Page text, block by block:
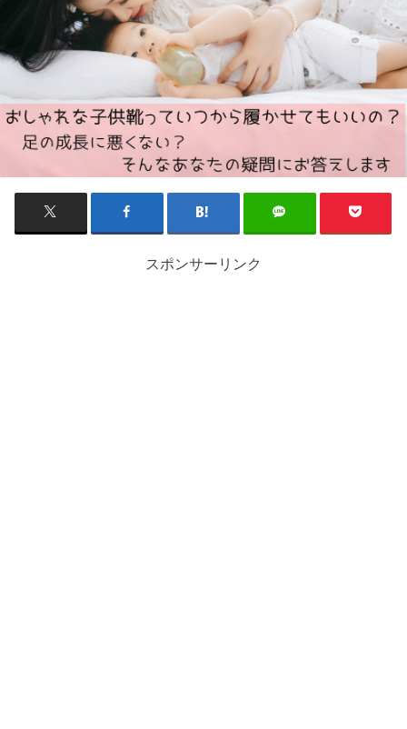
スポンサーリンク